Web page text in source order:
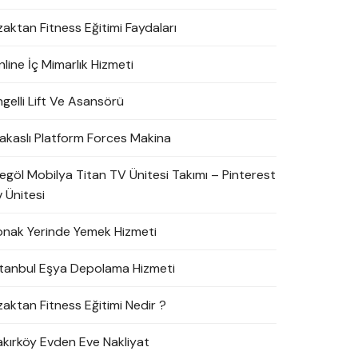
Fitness Eğitimi Faydaları
İç Mimarlık Hizmeti
Lift Ve Asansörü
Platform Forces Makina
Mobilya Titan TV Ünitesi Takımı – Pinterest
Ünitesi
Yerinde Yemek Hizmeti
Eşya Depolama Hizmeti
Fitness Eğitimi Nedir ?
Evden Eve Nakliyat